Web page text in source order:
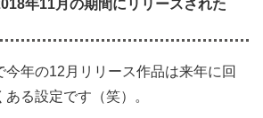
年11月の期間にリリースされた
今年の12月リリース作品は来年に回
る設定です（笑）。